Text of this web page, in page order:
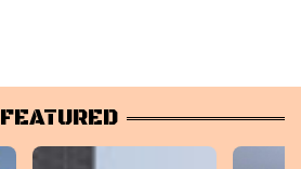
FEATURED